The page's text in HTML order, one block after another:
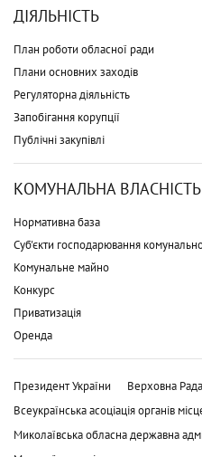
ДІЯЛЬНІСТЬ
План роботи обласної ради
Плани основних заходів
Регуляторна діяльність
Запобігання корупції
Публічні закупівлі
КОМУНАЛЬНА ВЛАСНІСТЬ
Нормативна база
Суб'єкти господарювання
Комунальне майно
Конкурс
Приватизація
Оренда
Президент України Верховна
Всеукраїнська асоціація органів
Миколаївська обласна державна